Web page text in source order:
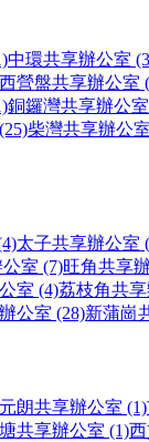
中環共享辦公室
西營盤共享辦公室
銅鑼灣共享辦公
柴灣共享辦公
太子共享辦公室
室 (7)旺角共享
室 (4)荔枝角共
公室 (28)新蒲崗
元朗共享辦公室 (1)
共享辦公室 (1)